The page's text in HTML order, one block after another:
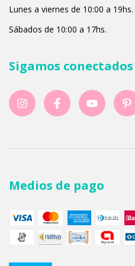
Lunes a viernes de 10:00 a 19hs.
Sábados de 10:00 a 17hs.
Sigamos conectados
Medios de pago